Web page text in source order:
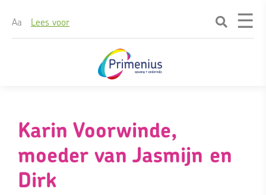
content
Aa Lees voor ☰
Karin Voorwinde,
moeder van Jasmijn en
Dirk